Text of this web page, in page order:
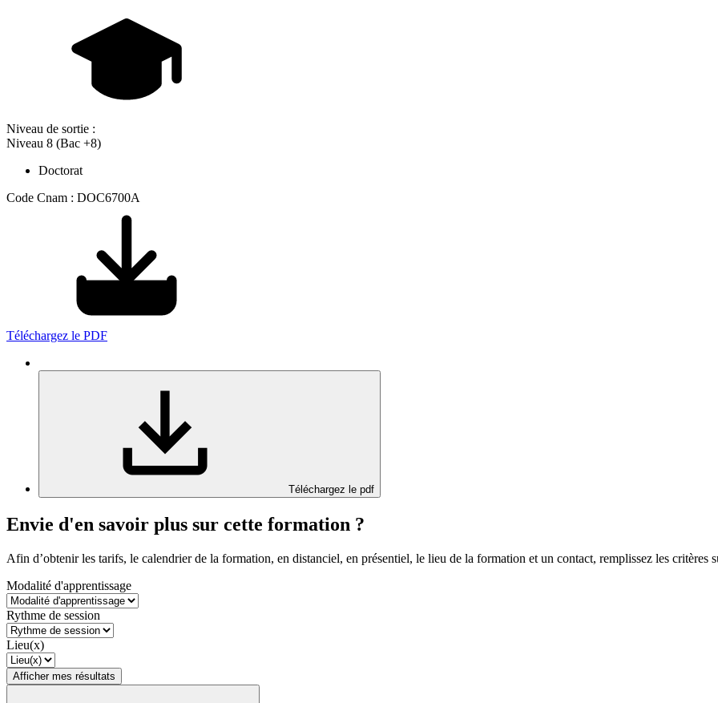
Niveau de sortie :
Niveau 8 (Bac +8)
Doctorat
Code Cnam : DOC6700A
Téléchargez le PDF
Téléchargez le pdf
Envie d'en savoir plus sur cette formation ?
Afin d’obtenir les tarifs, le calendrier de la formation, en distanciel, en présentiel, le lieu de la formation et un contact, remplissez les critères
Modalité d'apprentissage
Rythme de session
Lieu(x)
Afficher mes résultats